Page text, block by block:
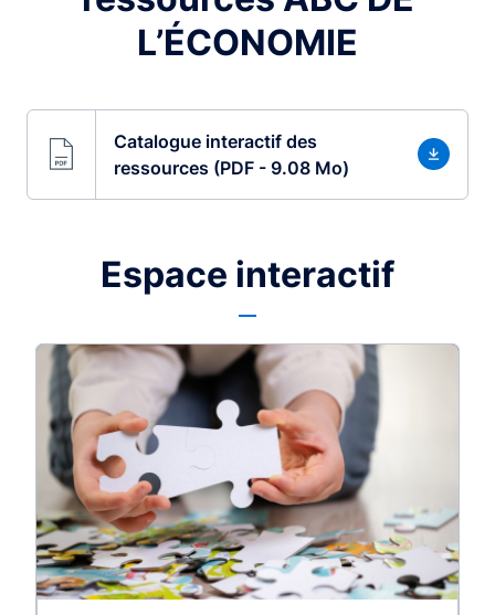
L’ÉCONOMIE
Catalogue interactif des
ressources (PDF - 9.08 Mo)
Espace interactif